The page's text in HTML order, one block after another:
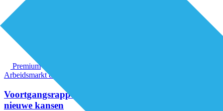
Premium
Arbeidsmarkt & vakmanschap
Voortgangsrapportage MGZ toont resultaten en
nieuwe kansen